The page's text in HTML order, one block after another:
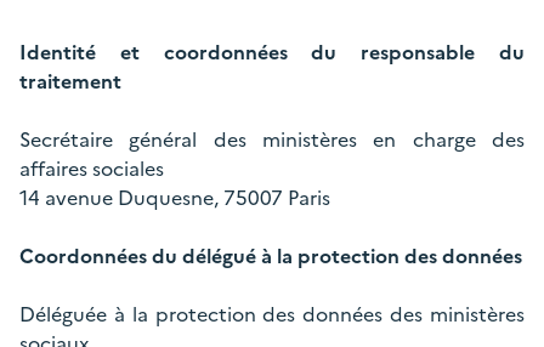
Identité et coordonnées du responsable du
traitement
Secrétaire général des ministères en charge des
affaires sociales
14 avenue Duquesne, 75007 Paris
Coordonnées du délégué à la protection des données
Déléguée à la protection des données des ministères